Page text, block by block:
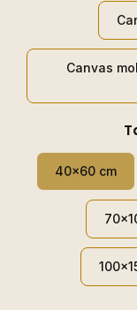
Canvas
40x60 cm